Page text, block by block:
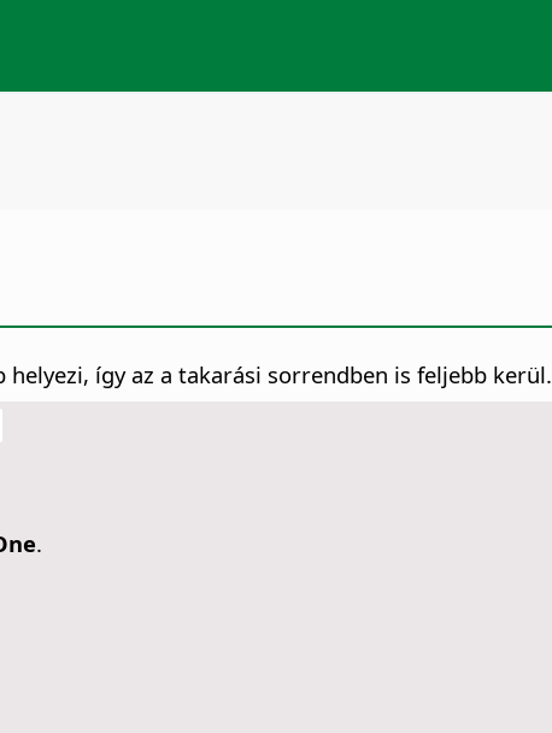
így az a takarási sorrendben is feljebb kerül.
.